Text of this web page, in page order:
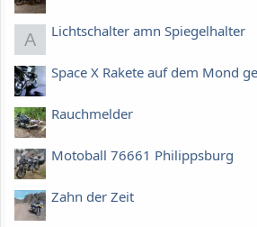
A Lichtschalter amn Spiegelhalter
Space X Rakete auf dem Mond
Rauchmelder
Motoball 76661 Philippsburg
Zahn der Zeit